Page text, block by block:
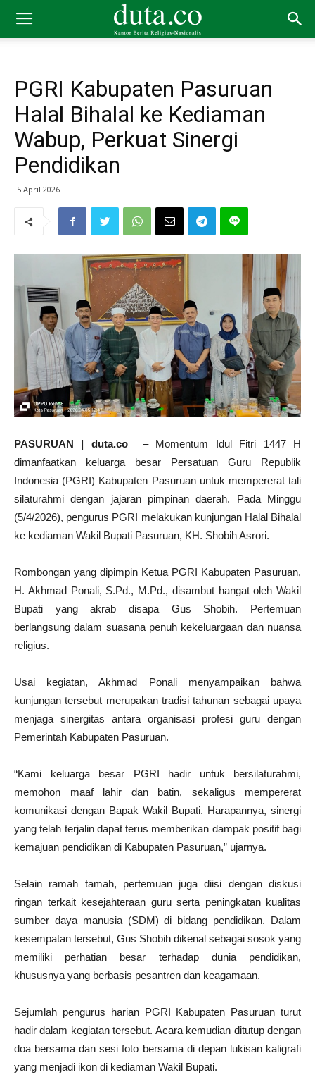
PGRI Kabupaten Pasuruan
Halal Bihalal ke Kediaman
Wabup, Perkuat Sinergi
Pendidikan
5 April 2026
PASURUAN | duta.co
– Momentum Idul Fitri 1447 H
dimanfaatkan keluarga besar Persatuan Guru Republik
Indonesia (PGRI) Kabupaten Pasuruan untuk mempererat tali
silaturahmi dengan jajaran pimpinan daerah. Pada Minggu
(5/4/2026), pengurus PGRI melakukan kunjungan Halal Bihalal
ke kediaman Wakil Bupati Pasuruan, KH. Shobih Asrori.
Rombongan yang dipimpin Ketua PGRI Kabupaten Pasuruan,
H. Akhmad Ponali, S.Pd., M.Pd., disambut hangat oleh Wakil
Bupati yang akrab disapa Gus Shobih. Pertemuan
berlangsung dalam suasana penuh kekeluargaan dan nuansa
religius.
Usai kegiatan, Akhmad Ponali menyampaikan bahwa
kunjungan tersebut merupakan tradisi tahunan sebagai upaya
menjaga sinergitas antara organisasi profesi guru dengan
Pemerintah Kabupaten Pasuruan.
“Kami keluarga besar PGRI hadir untuk bersilaturahmi,
memohon maaf lahir dan batin, sekaligus mempererat
komunikasi dengan Bapak Wakil Bupati. Harapannya, sinergi
yang telah terjalin dapat terus memberikan dampak positif bagi
kemajuan pendidikan di Kabupaten Pasuruan,” ujarnya.
Selain ramah tamah, pertemuan juga diisi dengan diskusi
ringan terkait kesejahteraan guru serta peningkatan kualitas
sumber daya manusia (SDM) di bidang pendidikan. Dalam
kesempatan tersebut, Gus Shobih dikenal sebagai sosok yang
memiliki perhatian besar terhadap dunia pendidikan,
khususnya yang berbasis pesantren dan keagamaan.
Sejumlah pengurus harian PGRI Kabupaten Pasuruan turut
hadir dalam kegiatan tersebut. Acara kemudian ditutup dengan
doa bersama dan sesi foto bersama di depan lukisan kaligrafi
yang menjadi ikon di kediaman Wakil Bupati.